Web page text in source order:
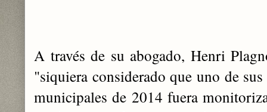
A través de su abogado, Henri
"siquiera considerado que uno de
municipales de 2014 fuera